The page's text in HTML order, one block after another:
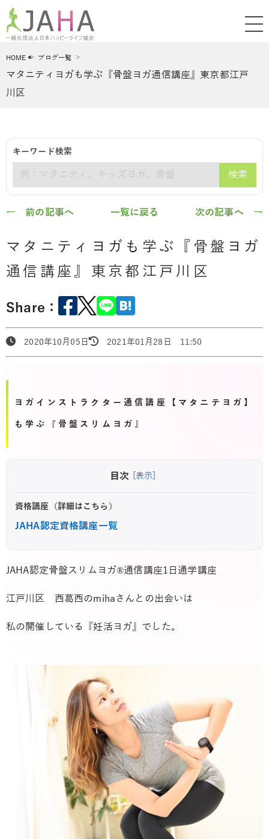
HOME ブログ一覧
マタニティヨガも学ぶ『骨盤ヨガ通信講座』東京都江戸
川区
キーワード検索
検索
← 前の記事へ 一覧に戻る 次の記事へ →
マタニティヨガも学ぶ『骨盤ヨガ
通信講座』東京都江戸川区
Share：
2020年10月05日 2021年01月28日 11:50
ヨガインストラクター通信講座【マタニテヨガ】
も学ぶ『骨盤スリムヨガ』
目次 [表示]
資格講座（詳細はこちら）
JAHA認定資格講座一覧
JAHA認定骨盤スリムヨガ®︎通信講座1日通学講座
江戸川区 西葛西のmihaさんとの出会いは
私の開催している『妊活ヨガ』でした。